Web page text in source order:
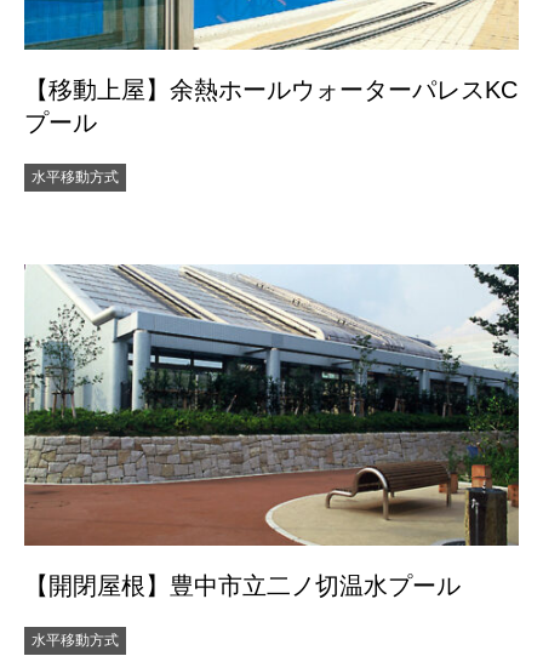
【移動上屋】余熱ホールウォーターパレスKC
プール
水平移動方式
【開閉屋根】豊中市立二ノ切温水プール
水平移動方式